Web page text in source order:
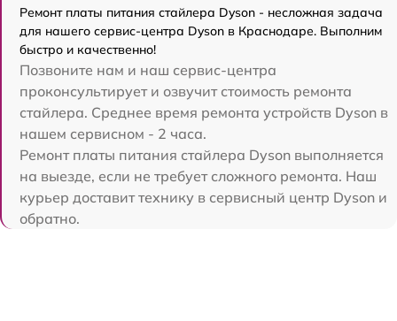
Ремонт платы питания стайлера Dyson - несложная задача
для нашего сервис-центра Dyson в Краснодаре. Выполним
быстро и качественно!
Позвоните нам и наш сервис-центра
проконсультирует и озвучит стоимость ремонта
стайлера. Среднее время ремонта устройств Dyson в
нашем сервисном - 2 часа.
Ремонт платы питания стайлера Dyson выполняется
на выезде, если не требует сложного ремонта. Наш
курьер доставит технику в сервисный центр Dyson и
обратно.